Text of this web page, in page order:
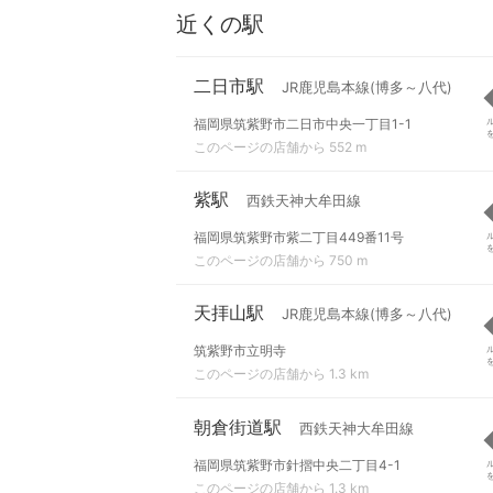
近くの駅
二日市駅 JR鹿児島本線(博多～八代)
福岡県筑紫野市二日市中央一丁目1-1
このページの店舗から 552 m
紫駅 西鉄天神大牟田線
福岡県筑紫野市紫二丁目449番11号
このページの店舗から 750 m
天拝山駅 JR鹿児島本線(博多～八代)
筑紫野市立明寺
このページの店舗から 1.3 km
朝倉街道駅 西鉄天神大牟田線
福岡県筑紫野市針摺中央二丁目4-1
このページの店舗から 1.3 km